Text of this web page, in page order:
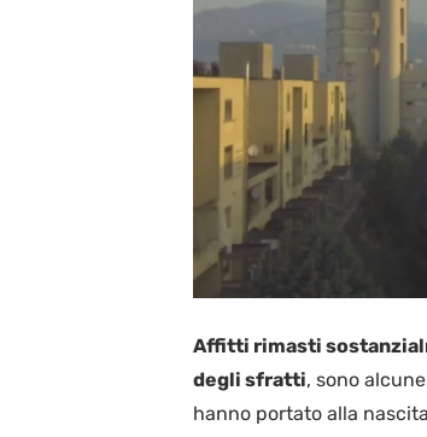
Affitti rimasti
degli sfratti, sono
hanno portato alla